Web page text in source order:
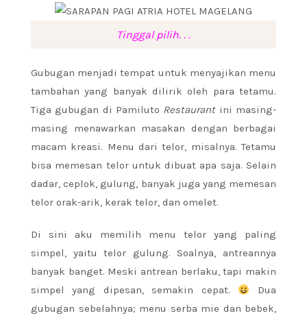
Tinggal pilih. . .
Gubugan menjadi tempat untuk menyajikan menu
tambahan yang banyak dilirik oleh para tetamu.
Tiga gubugan di Pamiluto Restaurantini masing-
masing menawarkan masakan dengan berbagai
macam kreasi. Menu dari telor, misalnya. Tetamu
bisa memesan telor untuk dibuat apa saja. Selain
dadar, ceplok, gulung, banyak juga yang memesan
telor orak-arik, kerak telor, dan omelet.
Di sini aku memilih menu telor yang paling
simpel, yaitu telor gulung. Soalnya, antreannya
banyak banget. Meski antrean berlaku, tapi makin
simpel yang dipesan, semakin cepat.
Dua
gubugan sebelahnya; menu serba mie dan bebek,